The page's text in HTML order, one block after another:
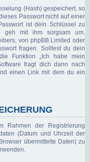
(Hash) gespeichert, so
Passwort nicht auf einer
ist dein Schlüssel zu
geh mit ihm sorgsam um.
von phpBB Limited oder
fragen. Solltest du dein
Funktion „Ich habe mein
fragt dich dann nach
einen Link mit dem du ein
Rahmen der Registrierung
(Datum und Uhrzeit der
übermittelte Daten) zu